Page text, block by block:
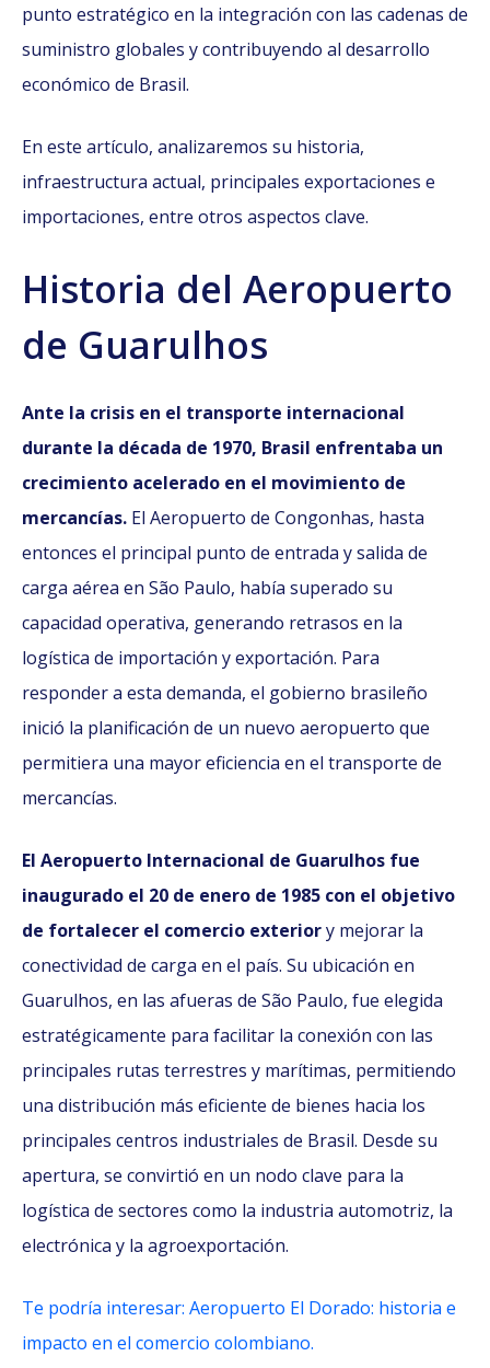
punto estratégico en la integración con las cadenas de
suministro globales y contribuyendo al desarrollo
económico de Brasil.
En este artículo, analizaremos su historia,
infraestructura actual, principales exportaciones e
importaciones, entre otros aspectos clave.
Historia del Aeropuerto
de Guarulhos
Ante la crisis en el transporte internacional
durante la década de 1970, Brasil enfrentaba un
crecimiento acelerado en el movimiento de
mercancías. El Aeropuerto de Congonhas, hasta
entonces el principal punto de entrada y salida de
carga aérea en São Paulo, había superado su
capacidad operativa, generando retrasos en la
logística de importación y exportación. Para
responder a esta demanda, el gobierno brasileño
inició la planificación de un nuevo aeropuerto que
permitiera una mayor eficiencia en el transporte de
mercancías.
El Aeropuerto Internacional de Guarulhos fue
inaugurado el 20 de enero de 1985 con el objetivo
de fortalecer el comercio exteriory mejorar la
conectividad de carga en el país. Su ubicación en
Guarulhos, en las afueras de São Paulo, fue elegida
estratégicamente para facilitar la conexión con las
principales rutas terrestres y marítimas, permitiendo
una distribución más eficiente de bienes hacia los
principales centros industriales de Brasil. Desde su
apertura, se convirtió en un nodo clave para la
logística de sectores como la industria automotriz, la
electrónica y la agroexportación.
Te podría interesar: Aeropuerto El Dorado: historia e
impacto en el comercio colombiano.